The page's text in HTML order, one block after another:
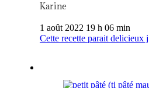
Karine
1 août 2022 19 h 06 min
Cette recette parait delicieux